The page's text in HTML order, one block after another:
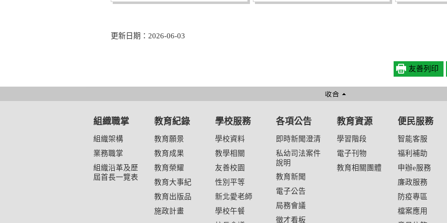
更新日期：2026-06-03
友善列印
組織職掌
組織架構
業務職掌
組織沿革及歷
屆首長一覽表
教育紀錄
教育願景
教育成果
教育榮耀
教育大事紀
教育出版品
施政計畫
學校服務
學校資料
教學相關
友善校園
性別平等
新北愛老師
學校午餐
各項公告
即時新聞澄清
私幼司法案件
說明
教育新聞
電子公告
局務會議
徵才看板
教育資源
學習階段
電子刊物
教育相關團體
便民服務
智能客服
福利補助
申辦e服務
廉政服務
防疫專區
檔案應用